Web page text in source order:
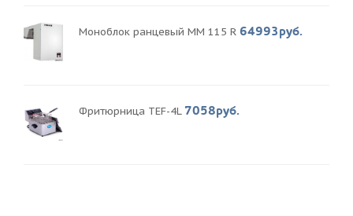
Моноблок ранцевый MM 115 R 64993руб.
Фритюрница TEF-4L 7058руб.